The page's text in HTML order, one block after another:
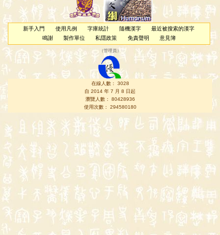
新手入門 使用凡例 字庫統計 隨機漢字
最近被搜索的漢字
鳴謝
製作單位 私隱政策 免責聲明 意見簿
（管理員 ）
在線人數： 3028
自 2014 年 7 月 8 日起
瀏覽人數： 80428936
使用次數： 294580180